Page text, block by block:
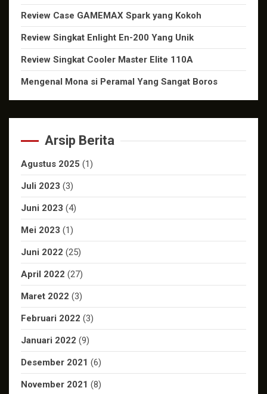
Review Case GAMEMAX Spark yang Kokoh
Review Singkat Enlight En-200 Yang Unik
Review Singkat Cooler Master Elite 110A
Mengenal Mona si Peramal Yang Sangat Boros
Arsip Berita
Agustus 2025 (1)
Juli 2023 (3)
Juni 2023 (4)
Mei 2023 (1)
Juni 2022 (25)
April 2022 (27)
Maret 2022 (3)
Februari 2022 (3)
Januari 2022 (9)
Desember 2021 (6)
November 2021 (8)